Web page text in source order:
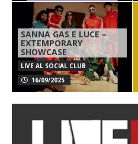
SANNA GAS E LUCE –
EXTEMPORARY
SHOWCASE
LIVE AL SOCIAL CLUB
16/09/2025